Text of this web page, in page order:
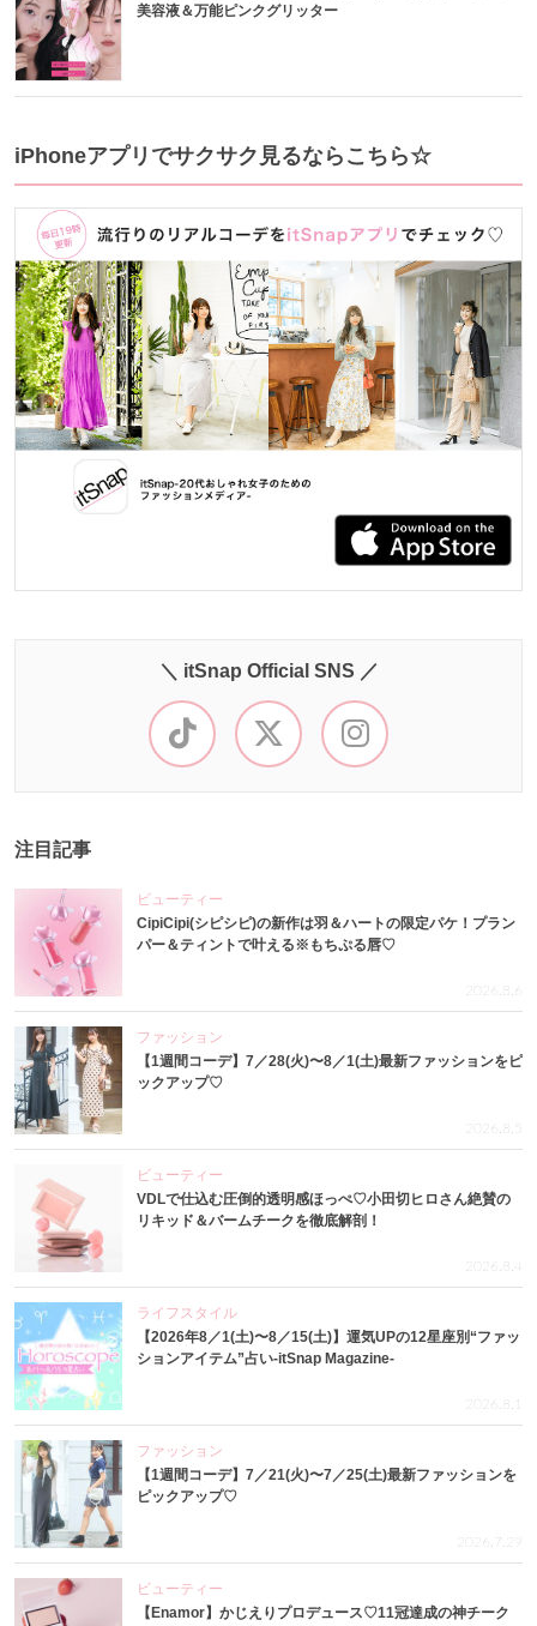
美容液＆万能ピンクグリッター
iPhoneアプリでサクサク見るならこちら☆
＼ itSnap Official SNS ／
注目記事
ビューティー
CipiCipi(シピシピ)の新作は羽＆ハートの限定パケ！プラン
パー＆ティントで叶える※もちぷる唇♡
2026.8.6
ファッション
【1週間コーデ】7／28(火)〜8／1(土)最新ファッションをピ
ックアップ♡
2026.8.5
ビューティー
VDLで仕込む圧倒的透明感ほっぺ♡小田切ヒロさん絶賛の
リキッド＆バームチークを徹底解剖！
2026.8.4
ライフスタイル
【2026年8／1(土)〜8／15(土)】運気UPの12星座別“ファッ
ションアイテム”占い-itSnap Magazine-
2026.8.1
ファッション
【1週間コーデ】7／21(火)〜7／25(土)最新ファッションを
ピックアップ♡
2026.7.29
ビューティー
【Enamor】かじえりプロデュース♡11冠達成の神チーク